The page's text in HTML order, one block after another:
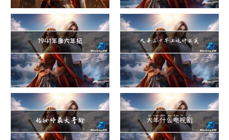
危险货物包装类别 这就是过大年
1941年多大年纪 大年三十早上吃什么美白